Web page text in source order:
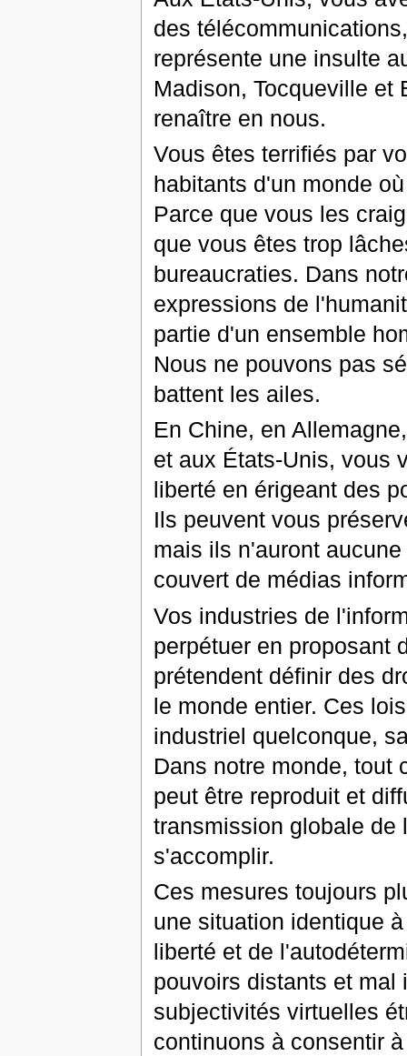
des
représente une insulte
Madison, Tocqueville et
renaître en nous.
Vous êtes terrifiés par
habitants d'un monde
Parce que vous les
que vous êtes trop
bureaucraties. Dans
expressions de
partie d'un ensemble
Nous ne pouvons pas
battent les ailes.
En Chine, en
et aux États-Unis, vous
liberté en érigeant des
Ils peuvent vous
mais ils n'auront
couvert de médias
Vos industries de
perpétuer en proposant
prétendent définir des
le monde entier. Ces
industriel quelconque,
Dans notre monde, tout
peut être reproduit et
transmission globale de
s'accomplir.
Ces mesures toujours
une situation identique
liberté et de
pouvoirs distants et mal
subjectivités virtuelles
continuons à consentir